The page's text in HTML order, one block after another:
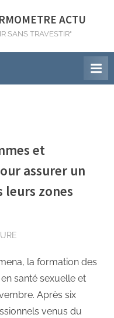
ACTU
SANS TRAVESTIR"
et
assurer un
leurs zones
la formation des
santé sexuelle et
Après six
venus du